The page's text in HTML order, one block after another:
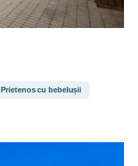
Prietenos cu bebelușii